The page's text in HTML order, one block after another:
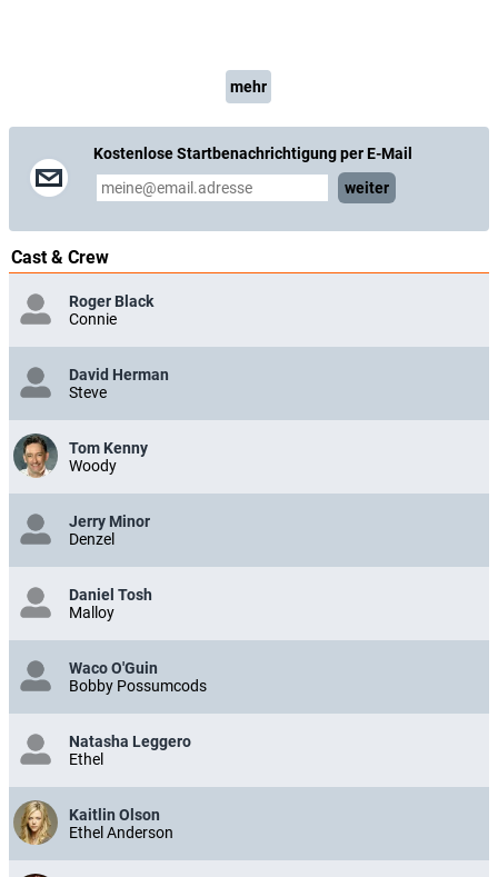
mehr
Kostenlose Startbenachrichtigung per E-Mail
weiter
Cast & Crew
Roger Black
Connie
David Herman
Steve
Tom Kenny
Woody
Jerry Minor
Denzel
Daniel Tosh
Malloy
Waco O'Guin
Bobby Possumcods
Natasha Leggero
Ethel
Kaitlin Olson
Ethel Anderson